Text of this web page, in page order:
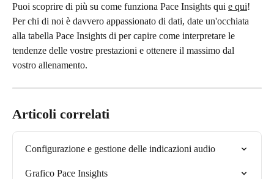
Puoi scoprire di più su come funziona Pace Insights qui e qui!
Per chi di noi è davvero appassionato di dati, date un'occhiata
alla tabella Pace Insights di per capire come interpretare le
tendenze delle vostre prestazioni e ottenere il massimo dal
vostro allenamento.
Articoli correlati
Configurazione e gestione delle indicazioni audio
Grafico Pace Insights